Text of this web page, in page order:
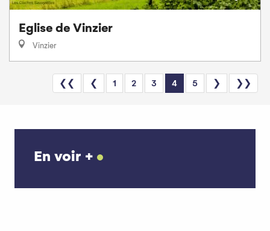
Eglise de Vinzier
Vinzier
❮❮ ❮ 1 2 3 4 5 ❯ ❯❯
En voir +